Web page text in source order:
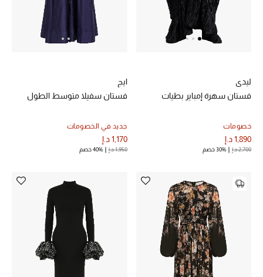
ليدي
فستان سهرة إمباير بطيات
خصومات
1,890 د.إ
2,700 د.إ 30% خصم
ايج
فستان سفيلا متوسط الطول
جديد في الخصومات
1,170 د.إ
1,950 د.إ 40% خصم